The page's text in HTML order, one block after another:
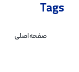
Tags
صفحه اصلی